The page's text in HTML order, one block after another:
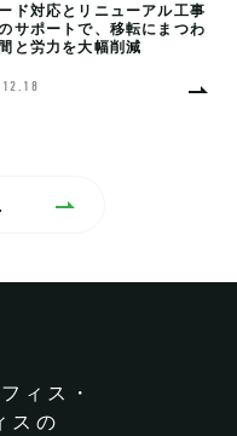
ド対応とリニューアル工事
サポートで、移転にまつわ
と労力を大幅削減
ィス・
スの